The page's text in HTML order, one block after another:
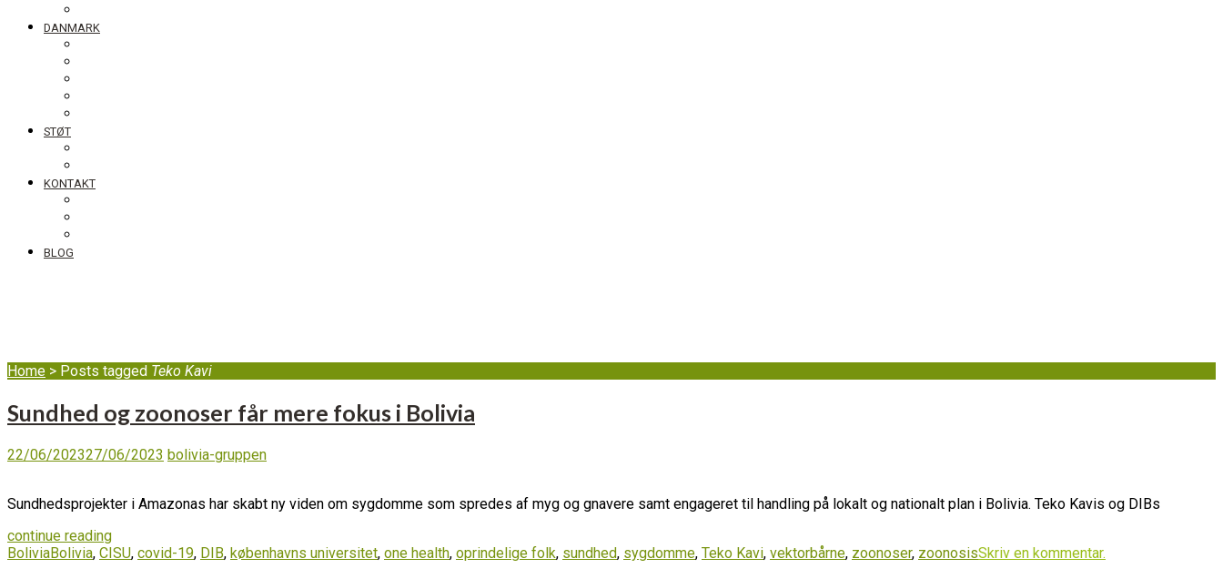
DANMARK
STØT
KONTAKT
BLOG
Home > Posts tagged Teko Kavi
Sundhed og zoonoser får mere fokus i Bolivia
22/06/202327/06/2023 bolivia-gruppen
Sundhedsprojekter i Amazonas har skabt ny viden om sygdomme som spredes af myg og gnavere samt engageret til handling på lokalt og nationalt plan i Bolivia. Teko Kavis og DIBs
continue reading
BoliviaBolivia, CISU, covid-19, DIB, københavns universitet, one health, oprindelige folk, sundhed, sygdomme, Teko Kavi, vektorbårne, zoonoser, zoonosisSkriv en kommentar.